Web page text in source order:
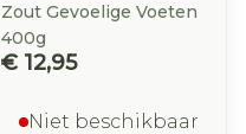
Zout Gevoelige Voeten
400g
€ 12,95
Niet beschikbaar